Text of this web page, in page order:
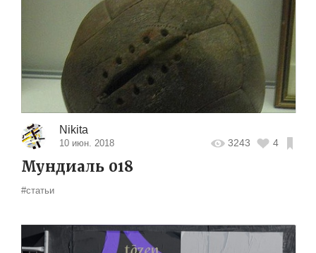
Nikita
10 июн. 2018 3243 4
Мундиаль 018
#статьи